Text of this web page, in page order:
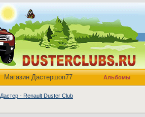
Магазин Дастершоп77 Альбомы
- Renault Duster Club